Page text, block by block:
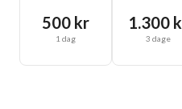
500 kr
1 dag
1.300
3 dage